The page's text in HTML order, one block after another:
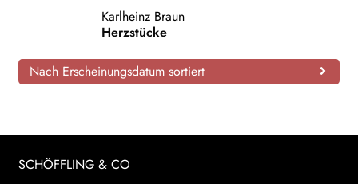
NEWSLETTER
Search:
Karlheinz Braun
Herzstücke
Nach Erscheinungsdatum sortiert
SCHÖFFLING & CO